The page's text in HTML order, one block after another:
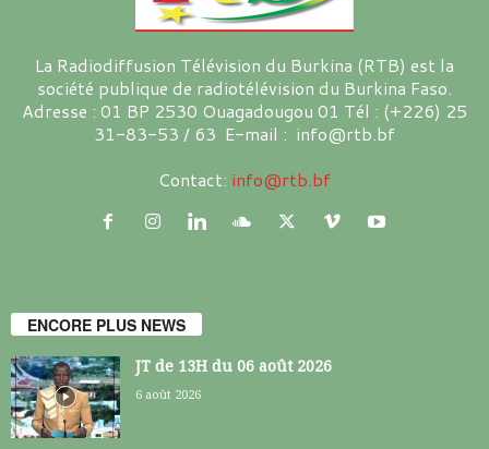
La Radiodiffusion Télévision du Burkina (RTB) est la
société publique de radiotélévision du Burkina Faso.
Adresse : 01 BP 2530 Ouagadougou 01 Tél : (+226) 25
31-83-53 / 63 E-mail : info@rtb.bf
Contact: info@rtb.bf
ENCORE PLUS NEWS
JT de 13H du 06 août 2026
6 août 2026